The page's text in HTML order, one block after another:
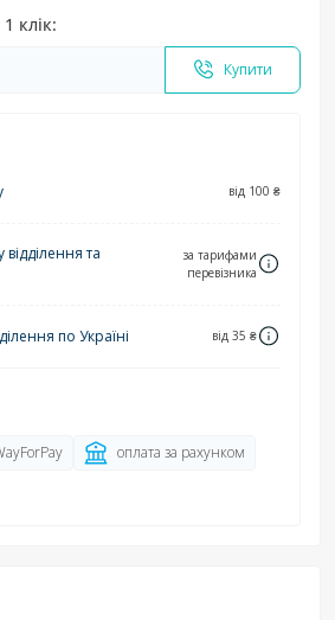
клік:
Купити
від 100 ₴
та
за тарифами
перевізника
по Україні від 35 ₴
оплата за рахунком